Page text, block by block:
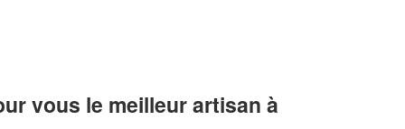
vous le meilleur artisan à